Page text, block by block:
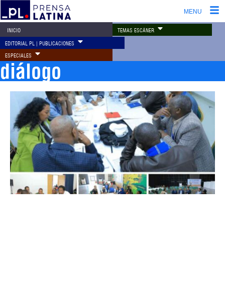
MENU
INICIO TEMAS ESCÁNER
EDITORIAL PL | PUBLICACIONES
ESPECIALES
diálogo